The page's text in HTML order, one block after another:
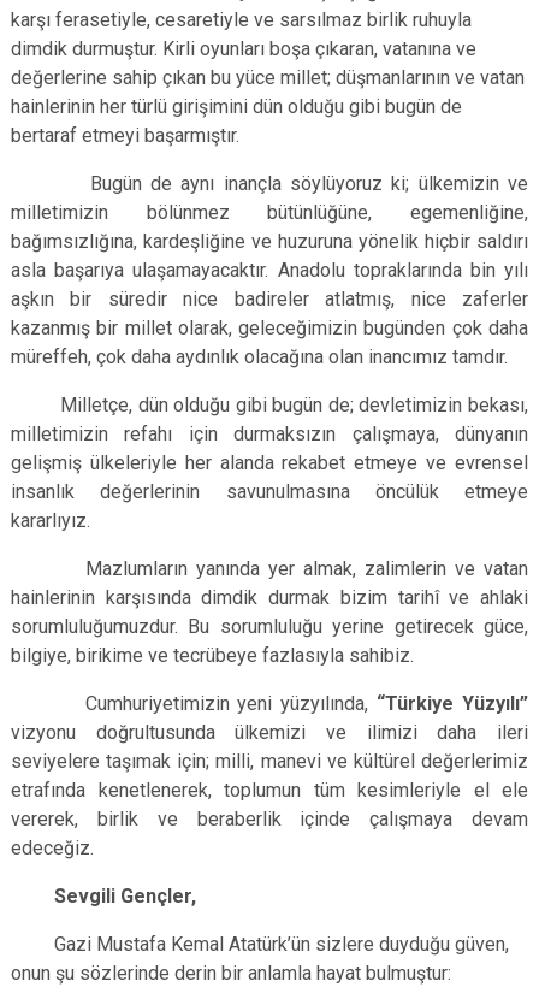
karşı ferasetiyle, cesaretiyle ve sarsılmaz birlik ruhuyla
dimdik durmuştur. Kirli oyunları boşa çıkaran, vatanına ve
değerlerine sahip çıkan bu yüce millet; düşmanlarının ve vatan
hainlerinin her türlü girişimini dün olduğu gibi bugün de
bertaraf etmeyi başarmıştır.
Bugün de aynı inançla söylüyoruz ki; ülkemizin ve
milletimizin bölünmez bütünlüğüne, egemenliğine,
bağımsızlığına, kardeşliğine ve huzuruna yönelik hiçbir saldırı
asla başarıya ulaşamayacaktır. Anadolu topraklarında bin yılı
aşkın bir süredir nice badireler atlatmış, nice zaferler
kazanmış bir millet olarak, geleceğimizin bugünden çok daha
müreffeh, çok daha aydınlık olacağına olan inancımız tamdır.
Milletçe, dün olduğu gibi bugün de; devletimizin bekası,
milletimizin refahı için durmaksızın çalışmaya, dünyanın
gelişmiş ülkeleriyle her alanda rekabet etmeye ve evrensel
insanlık değerlerinin savunulmasına öncülük etmeye
kararlıyız.
Mazlumların yanında yer almak, zalimlerin ve vatan
hainlerinin karşısında dimdik durmak bizim tarihî ve ahlaki
sorumluluğumuzdur. Bu sorumluluğu yerine getirecek güce,
bilgiye, birikime ve tecrübeye fazlasıyla sahibiz.
Cumhuriyetimizin yeni yüzyılında, “Türkiye Yüzyılı”
vizyonu doğrultusunda ülkemizi ve ilimizi daha ileri
seviyelere taşımak için; milli, manevi ve kültürel değerlerimiz
etrafında kenetlenerek, toplumun tüm kesimleriyle el ele
vererek, birlik ve beraberlik içinde çalışmaya devam
edeceğiz.
Sevgili Gençler,
Gazi Mustafa Kemal Atatürk’ün sizlere duyduğu güven,
onun şu sözlerinde derin bir anlamla hayat bulmuştur: